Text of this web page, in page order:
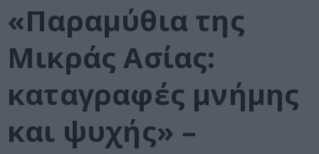
«Παραμύθια της
Μικράς Ασίας:
καταγραφές μνήμης
και ψυχής» –